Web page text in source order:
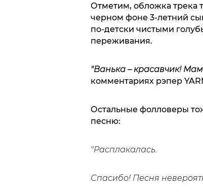
Отметим, обложка трека
черном фоне 3-летний
по-детски чистыми
переживания.
"Ванька – красавчик!
комментариях рэпер
Остальные фолловеры
песню:
"Расплакалась.
Спасибо! Песня